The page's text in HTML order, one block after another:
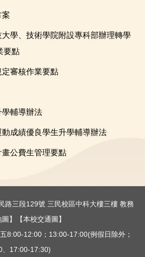
案
學、技術學院附設專科部辦理轉學
要點
審核作業要點
輔導辦法
成績優良學生升學輔導辦法
公費生管理要點
路三段129號 三民校區中科大樓三樓 教務
】
【本校交通圖】
8:00-12:00；13:00-17:00(例假日除外；
、17:00-17:30)